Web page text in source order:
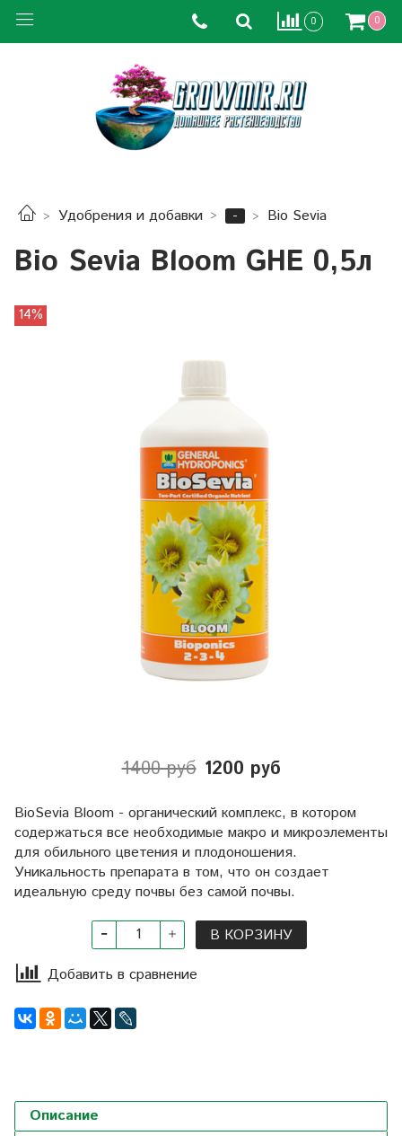
0 0
Удобрения и добавки - Bio Sevia
Bio Sevia Bloom GHE 0,5л
14%
1400 руб 1200 руб
BioSevia Bloom - органический комплекс, в котором
содержаться все необходимые макро и микроэлементы
для обильного цветения и плодоношения.
Уникальность препарата в том, что он создает
идеальную среду почвы без самой почвы.
В КОРЗИНУ
Добавить в сравнение
Описание